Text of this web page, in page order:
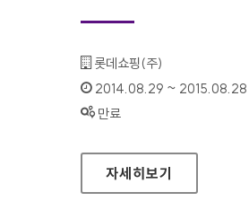
기관명 :
롯데쇼핑(주)
인증기간 :
2014.08.29 ~ 2015.08.28
상태 :
만료
롯데그룹 영문 홈페이지
자세히보기